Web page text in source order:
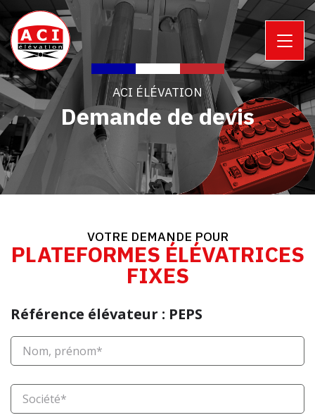
ACI ÉLÉVATION
Demande de devis
VOTRE DEMANDE POUR
PLATEFORMES ÉLÉVATRICES
FIXES
Référence élévateur : PEPS